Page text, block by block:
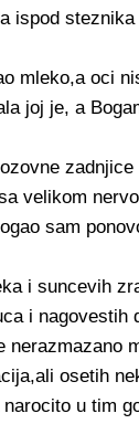
ispod
mleko,a oci
joj je, a
velikom
sam
i suncevih
i
nerazmazano
osetih
u tim